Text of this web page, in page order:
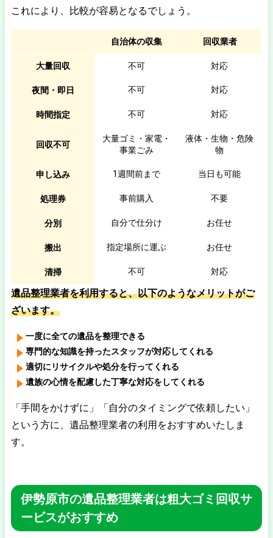
これにより、比較が容易となるでしょう。
自治体の収集 回収業者
大量回収 不可 対応
夜間・即日 不可 対応
時間指定 不可 対応
回収不可
大量ゴミ・家電・
事業ごみ
液体・生物・危険
物
申し込み 1週間前まで 当日も可能
処理券 事前購入 不要
分別 自分で仕分け お任せ
搬出 指定場所に運ぶ お任せ
清掃 不可 対応
遺品整理業者を利用すると、以下のようなメリットがご
ざいます。
一度に全ての遺品を整理できる
専門的な知識を持ったスタッフが対応してくれる
適切にリサイクルや処分を行ってくれる
遺族の心情を配慮した丁寧な対応をしてくれる
「手間をかけずに」「自分のタイミングで依頼したい」
という方に、遺品整理業者の利用をおすすめいたしま
す。
伊勢原市の遺品整理業者は粗大ゴミ回収サ
ービスがおすすめ